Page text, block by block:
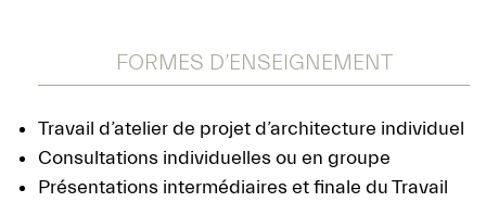
FORMES D’ENSEIGNEMENT
Travail d’atelier de projet d’architecture individuel
Consultations individuelles ou en groupe
Présentations intermédiaires et finale du Travail